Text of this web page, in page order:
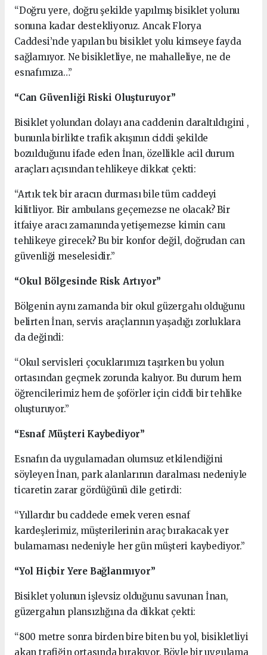
“Doğru yere, doğru şekilde yapılmış bisiklet yolunu
sonuna kadar destekliyoruz. Ancak Florya
Caddesi’nde yapılan bu bisiklet yolu kimseye fayda
sağlamıyor. Ne bisikletliye, ne mahalleliye, ne de
esnafımıza…”
“Can Güvenliği Riski Oluşturuyor”
Bisiklet yolundan dolayı ana caddenin daraltıldıgini ,
bununla birlikte trafik akışının ciddi şekilde
bozulduğunu ifade eden İnan, özellikle acil durum
araçları açısından tehlikeye dikkat çekti:
“Artık tek bir aracın durması bile tüm caddeyi
kilitliyor. Bir ambulans geçemezse ne olacak? Bir
itfaiye aracı zamanında yetişemezse kimin canı
tehlikeye girecek? Bu bir konfor değil, doğrudan can
güvenliği meselesidir.”
“Okul Bölgesinde Risk Artıyor”
Bölgenin aynı zamanda bir okul güzergahı olduğunu
belirten İnan, servis araçlarının yaşadığı zorluklara
da değindi:
“Okul servisleri çocuklarımızı taşırken bu yolun
ortasından geçmek zorunda kalıyor. Bu durum hem
öğrencilerimiz hem de şoförler için ciddi bir tehlike
oluşturuyor.”
“Esnaf Müşteri Kaybediyor”
Esnafın da uygulamadan olumsuz etkilendiğini
söyleyen İnan, park alanlarının daralması nedeniyle
ticaretin zarar gördüğünü dile getirdi:
“Yıllardır bu caddede emek veren esnaf
kardeşlerimiz, müşterilerinin araç bırakacak yer
bulamaması nedeniyle her gün müşteri kaybediyor.”
“Yol Hiçbir Yere Bağlanmıyor”
Bisiklet yolunun işlevsiz olduğunu savunan İnan,
güzergahın plansızlığına da dikkat çekti:
“800 metre sonra birden bire biten bu yol, bisikletliyi
akan trafiğin ortasında bırakıyor. Böyle bir uygulama